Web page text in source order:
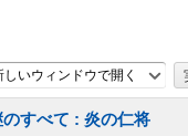
しいウィンドウで開く
のすべて : 炎の仁将